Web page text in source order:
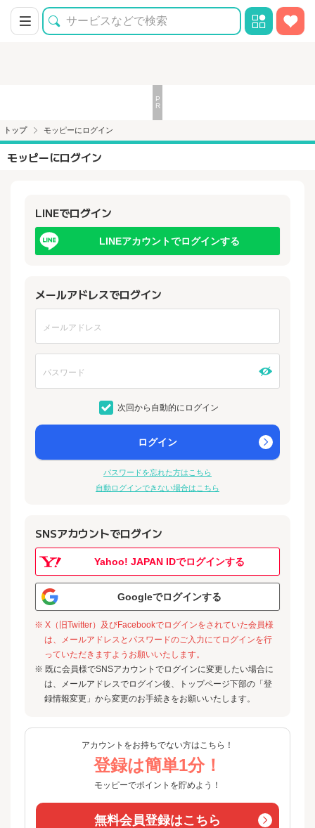
トップ モッピーにログイン
モッピーにログイン
LINEでログイン
LINEアカウントでログインする
メールアドレスでログイン
次回から自動的にログイン
ログイン
パスワードを忘れた方はこちら
自動ログインできない場合はこちら
SNSアカウントでログイン
Yahoo! JAPAN IDでログインする
Googleでログインする
※ X（旧Twitter）及びFacebookでログインをされていた会員様
は、メールアドレスとパスワードのご入力にてログインを行
っていただきますようお願いいたします。
※ 既に会員様でSNSアカウントでログインに変更したい場合に
は、メールアドレスでログイン後、トップページ下部の「登
録情報変更」から変更のお手続きをお願いいたします。
アカウントをお持ちでない方はこちら！
登録は簡単1分！
モッピーでポイントを貯めよう！
無料会員登録はこちら